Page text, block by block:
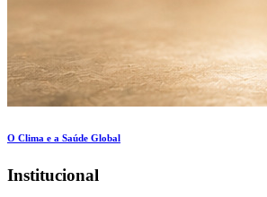
O Clima e a Saúde Global
Institucional